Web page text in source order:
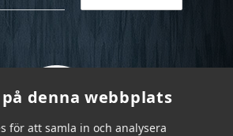
denna webbplats
för att samla in och analysera